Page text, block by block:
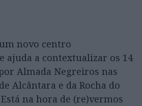
novo centro
ajuda a contextualizar os 14
Almada Negreiros nas
Alcântara e da Rocha do
na hora de (re)vermos